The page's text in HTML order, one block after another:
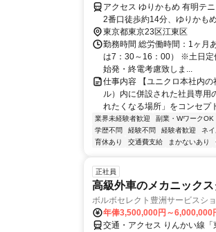
アクセス ゆりかもめ 有明テ
2番口徒歩約14分、ゆりかも
東京都東京23区江東区
勤務時間 総労働時間：1ヶ月
は7：30～16：00） ※土日
始発・終電考慮致しま...
仕事内容 【ユニクロ本社内
ル）内に併設された社員専用
れたくなる場所」をコンセプ
業界未経験者歓迎 副業・WワークOK
学歴不問
経験不問 経験者歓迎 ネ
育休あり
交通費支給 まかないあり
正社員
高級外車のメカニックス
ボルボセレクト豊洲サービスシ
年俸3,500,000円～6,000,000
交通・アクセス りんかい線